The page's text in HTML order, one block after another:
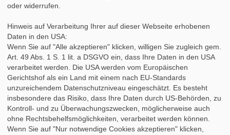
oder widerrufen.
Hinweis auf Verarbeitung Ihrer auf dieser Webseite erhobenen
Daten in den USA:
Wenn Sie auf "Alle akzeptieren" klicken, willigen Sie zugleich gem.
Art. 49 Abs. 1 S. 1 lit. a DSGVO ein, dass Ihre Daten in den USA
verarbeitet werden. Die USA werden vom Europäischen
Gerichtshof als ein Land mit einem nach EU-Standards
unzureichendem Datenschutzniveau eingeschätzt. Es besteht
insbesondere das Risiko, dass Ihre Daten durch US-Behörden, zu
Kontroll- und zu Überwachungszwecken, möglicherweise auch
ohne Rechtsbehelfsmöglichkeiten, verarbeitet werden können.
Wenn Sie auf "Nur notwendige Cookies akzeptieren" klicken,